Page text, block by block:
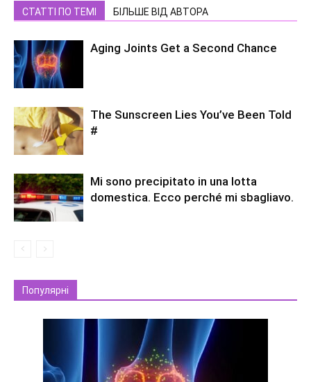
СТАТТІ ПО ТЕМІ БІЛЬШЕ ВІД АВТОРА
Aging Joints Get a Second Chance
The Sunscreen Lies You’ve Been Told
#
Mi sono precipitato in una lotta
domestica. Ecco perché mi sbagliavo.
Популярні